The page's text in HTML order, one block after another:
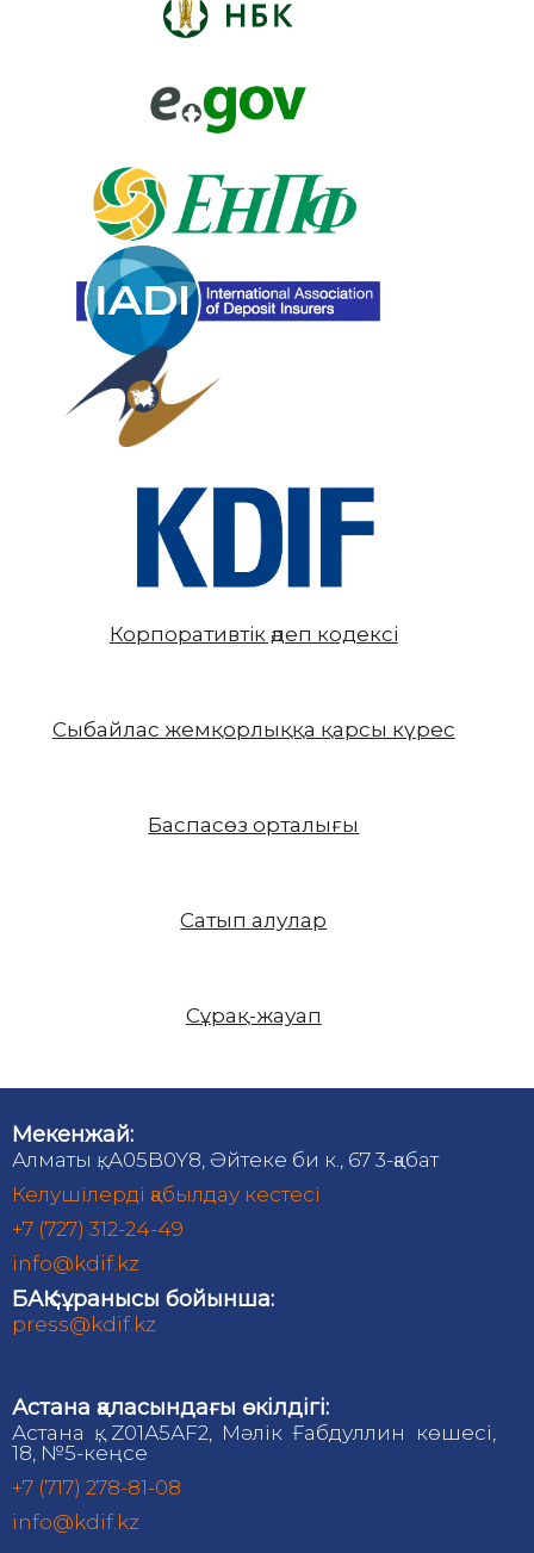
Корпоративтік әдеп кодексі
Сыбайлас жемқорлыққа қарсы күрес
Баспасөз орталығы
Сатып алулар
Сұрақ-жауап
Мекенжай:
Алматы қ., A05B0Y8, Әйтеке би к., 67 3-қабат
Келушілерді қабылдау кестесі
+7 (727) 312-24-49
info@kdif.kz
БАҚ сұранысы бойынша:
press@kdif.kz
Астана қаласындағы өкілдігі:
Астана қ., Z01А5АF2, Мәлік Ғабдуллин көшесі,
18, №5-кеңсе
+7 (717) 278-81-08
info@kdif.kz